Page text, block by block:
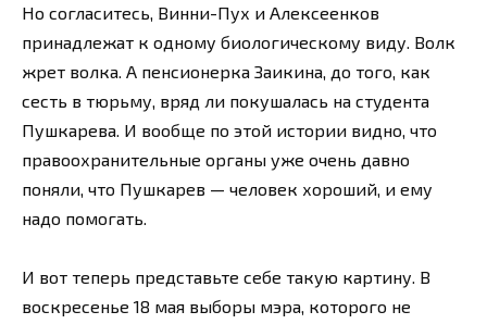
Но согласитесь, Винни-Пух и Алексеенков
принадлежат к одному биологическому виду. Волк
жрет волка. А пенсионерка Заикина, до того, как
сесть в тюрьму, вряд ли покушалась на студента
Пушкарева. И вообще по этой истории видно, что
правоохранительные органы уже очень давно
поняли, что Пушкарев — человек хороший, и ему
надо помогать.
И вот теперь представьте себе такую картину. В
воскресенье 18 мая выборы мэра, которого не